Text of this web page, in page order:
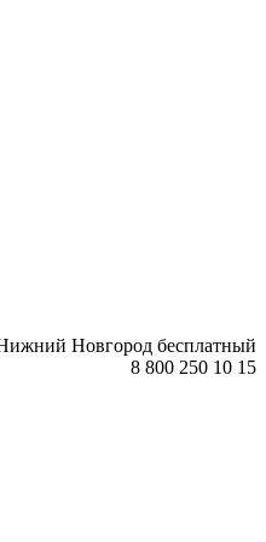
Новгород бесплатный
8 800 250 10 15